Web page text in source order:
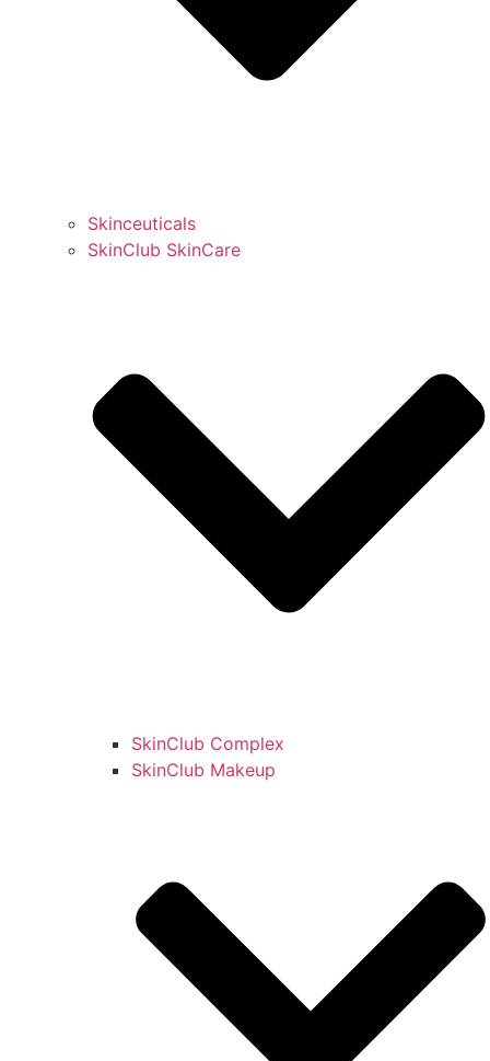
Skinceuticals
SkinClub SkinCare
SkinClub Complex
SkinClub Makeup